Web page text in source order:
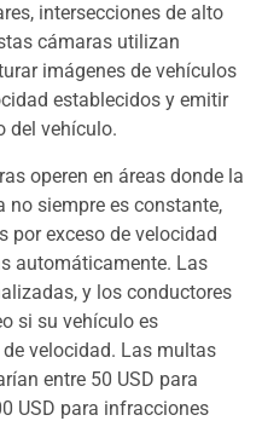
intersecciones de alto
cámaras utilizan
imágenes de vehículos
establecidos y emitir
del vehículo.
operen en áreas donde la
no siempre es constante,
por exceso de velocidad
automáticamente. Las
y los conductores
si su vehículo es
velocidad. Las multas
entre 50 USD para
USD para infracciones